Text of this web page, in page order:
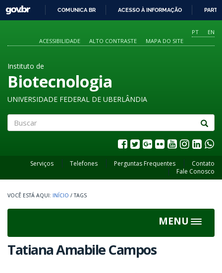
O
CONTEÚDO
GOVBR
COMUNICA BR ACESSO À INFORMAÇÃO
PT
EN
ACESSIBILIDADE
ALTO CONTRASTE MAPA DO SITE
Instituto de
Biotecnologia
UNIVERSIDADE FEDERAL DE UBERLÂNDIA
Serviços Telefones Perguntas Frequentes
Contato
Fale Conosco
INÍCIO / TAGS
MENU
Toggle
Tatiana Amabile Campos